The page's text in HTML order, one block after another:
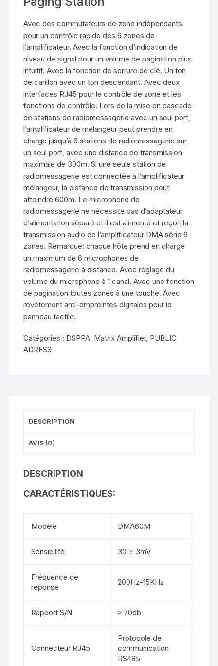
Avec des commutateurs de zone indépendants
pour un contrôle rapide des 6 zones de
l’amplificateur. Avec la fonction d’indication de
niveau de signal pour un volume de pagination plus
intuitif. Avec la fonction de serrure de clé. Un ton
de carillon avec un ton descendant. Avec deux
interfaces RJ45 pour le contrôle de zone et les
fonctions de contrôle. Lors de la mise en cascade
de stations de radiomessagerie avec un seul port,
l’amplificateur de mélangeur peut prendre en
charge jusqu’à 6 stations de radiomessagerie sur
un seul port, avec une distance de transmission
maximale de 300m. Si une seule station de
radiomessagerie est connectée à l’amplificateur
mélangeur, la distance de transmission peut
atteindre 600m. Le microphone de
radiomessagerie ne nécessite pas d’adaptateur
d’alimentation séparé et il est alimenté et reçoit la
transmission audio de l’amplificateur DMA série 6
zones. Remarque: chaque hôte prend en charge
un maximum de 6 microphones de
radiomessagerie à distance. Avec réglage du
volume du microphone à 1 canal. Avec une fonction
de pagination toutes zones à une touche. Avec
revêtement anti-empreintes digitales pour le
panneau tactile.
Catégories : DSPPA, Matrix Amplifier, PUBLIC
ADRESS
DESCRIPTION
AVIS (0)
DESCRIPTION
CARACTÉRISTIQUES:
Modèle DMA60M
Sensibilité 30 ± 3mV
Fréquence de
réponse
200Hz-15KHz
Rapport S/N ≥ 70db
Connecteur RJ45
Protocole de
communication
RS485